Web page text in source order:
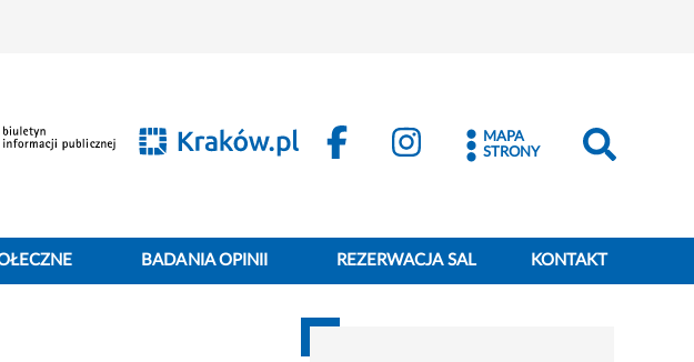
MAPA
STRONY
BADANIA OPINII REZERWACJA SAL KONTAKT